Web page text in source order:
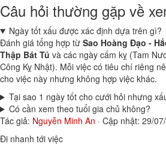
Câu hỏi thường gặp về
Ngày tốt xấu được xác định dựa trên gì?
Đánh giá tổng hợp từ Sao Hoàng Đạo -
Thập Bát Tú và các ngày cấm kỵ (Tam
Công Kỵ Nhật). Mỗi việc có tiêu chí riêng
cho việc này nhưng không hợp việc khác.
Tại sao 1 ngày tốt cho cưới hỏi nhưng
Có cần xem theo tuổi gia chủ không?
Tác giả: Nguyễn Minh An · Cập nhật: 29/
Đi nhanh tới việc